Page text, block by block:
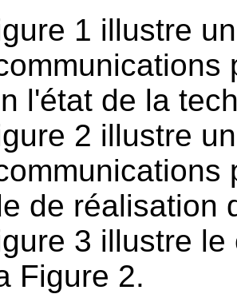
1 illustre
l'état de la
2 illustre
de réalisation
3 illustre
Figure 2.